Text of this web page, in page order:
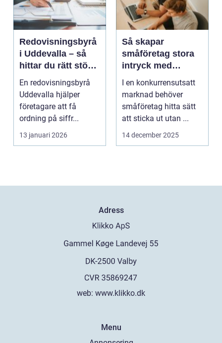
Redovisningsbyrå
i Uddevalla – så
hittar du rätt stöd
för företagets
ekonomi
En redovisningsbyrå
Uddevalla hjälper
företagare att få
ordning på siffr...
13 januari 2026
Så skapar
småföretag stora
intryck med
kreativ
marknadsföring
I en konkurrensutsatt
marknad behöver
småföretag hitta sätt
att sticka ut utan ...
14 december 2025
Adress
web: www.klikko.dk
Menu